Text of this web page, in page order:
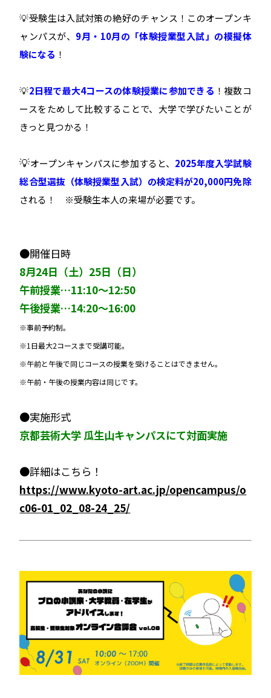
💡受験生は入試対策の絶好のチャンス！このオープンキ
ャンパスが、 9月・10月の「体験授業型入試」の模擬体
験になる ！
💡2日程で最大4コースの体験授業に参加できる ！複数コ
ースをためして比較することで、大学で学びたいことが
きっと見つかる！
💡オープンキャンパスに参加すると、 2025年度入学試験
総合型選抜（体験授業型入試）の検定料が20,000円免除
される！ ※受験生本人の来場が必要です。
●開催日時
8月24日（土）25日（日）
午前授業…11:10〜12:50
午後授業…14:20〜16:00
※事前予約制。
※1日最大2コースまで受講可能。
※午前と午後で同じコースの授業を受けることはできません。
※午前・午後の授業内容は同じです。
●実施形式
京都芸術大学 瓜生山キャンパスにて対面実施
●詳細はこちら！
https://www.kyoto-art.ac.jp/opencampus/o
c06-01_02_08-24_25/